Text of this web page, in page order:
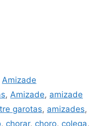
Amizade
, Amizade, amizade
garotas, amizades,
, chorar, choro, colega,